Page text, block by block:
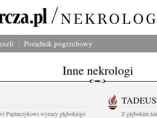
Poradnik pogrzebowy
Inne nekrologi
Paplaczykowi wyrazy głębokiego
Z głębokim